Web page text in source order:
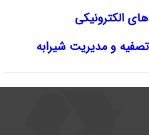
الکترونیکی
و مدیریت شیرابه